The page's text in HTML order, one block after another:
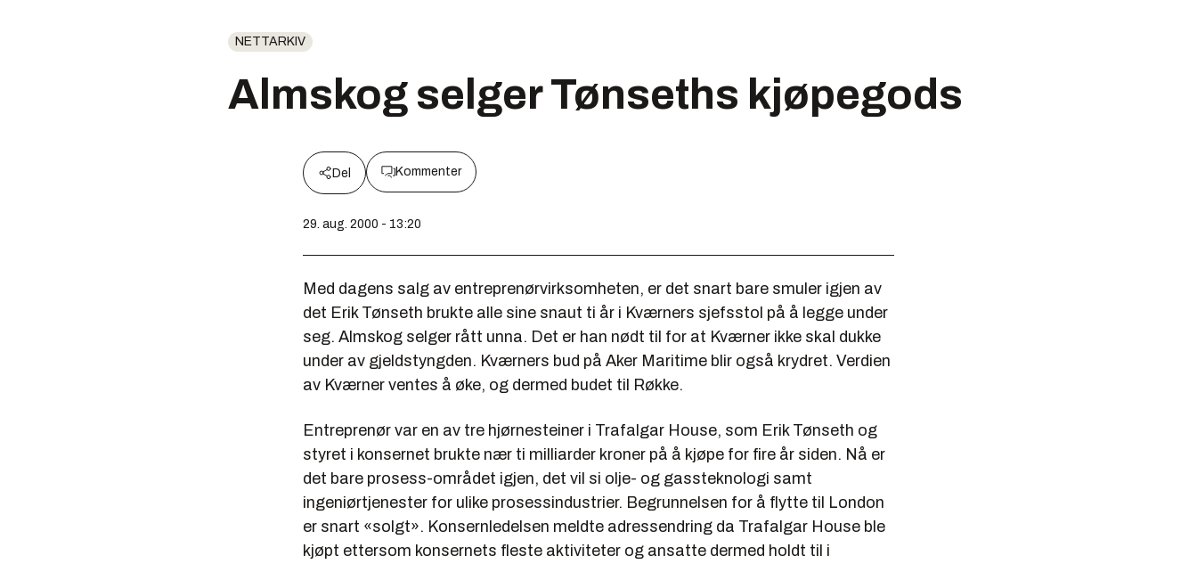
NETTARKIV
Almskog selger Tønseths kjøpegods
Del Kommenter
29. aug. 2000 - 13:20
Med dagens salg av entreprenørvirksomheten, er det snart bare smuler igjen av
det Erik Tønseth brukte alle sine snaut ti år i Kværners sjefsstol på å legge under
seg. Almskog selger rått unna. Det er han nødt til for at Kværner ikke skal dukke
under av gjeldstyngden. Kværners bud på Aker Maritime blir også krydret. Verdien
av Kværner ventes å øke, og dermed budet til Røkke.
Entreprenør var en av tre hjørnesteiner i Trafalgar House, som Erik Tønseth og
styret i konsernet brukte nær ti milliarder kroner på å kjøpe for fire år siden. Nå er
det bare prosess-området igjen, det vil si olje- og gassteknologi samt
ingeniørtjenester for ulike prosessindustrier. Begrunnelsen for å flytte til London
er snart «solgt». Konsernledelsen meldte adressendring da Trafalgar House ble
kjøpt ettersom konsernets fleste aktiviteter og ansatte dermed holdt til i